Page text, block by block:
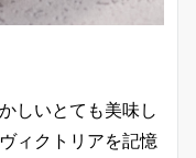
しいとても美味し
ィクトリアを記憶